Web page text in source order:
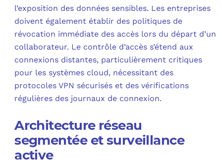
l’exposition des données sensibles. Les entreprises
doivent également établir des politiques de
révocation immédiate des accès lors du départ d’un
collaborateur. Le contrôle d’accès s’étend aux
connexions distantes, particulièrement critiques
pour les systèmes cloud, nécessitant des
protocoles VPN sécurisés et des vérifications
régulières des journaux de connexion.
Architecture réseau
segmentée et surveillance
active